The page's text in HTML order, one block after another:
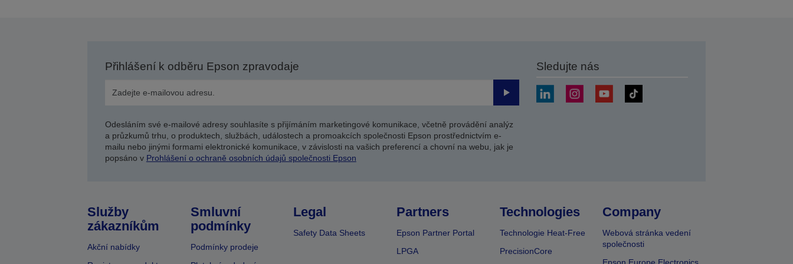
Přihlášení k odběru Epson zpravodaje
Odeslat
Odesláním své e-mailové adresy souhlasíte s přijímáním marketingové komunikace, včetně provádění analýz
a průzkumů trhu, o produktech, službách, událostech a promoakcích společnosti Epson prostřednictvím e-
mailu nebo jinými formami elektronické komunikace, v závislosti na vašich preferencí a chovní na webu, jak je
popsáno v Prohlášení o ochraně osobních údajů společnosti Epson
Sledujte nás
Služby
zákazníkům
Akční nabídky
Smluvní
podmínky
Podmínky prodeje
Legal
Safety Data Sheets
Partners
Epson Partner Portal
LPGA
Technologies
Technologie Heat-Free
PrecisionCore
Company
Webová stránka vedení
společnosti